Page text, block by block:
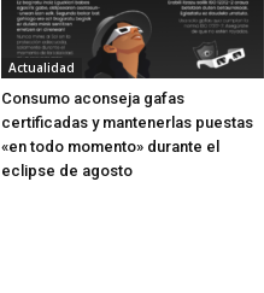
Actualidad
Consumo aconseja gafas
certificadas y mantenerlas puestas
«en todo momento» durante el
eclipse de agosto